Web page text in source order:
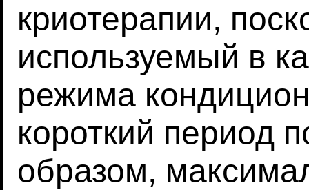
криотерапии,
используемый в
режима
короткий период
образом,